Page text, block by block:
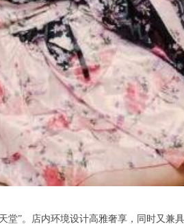
”。店内环境设计高雅奢享，同时又兼